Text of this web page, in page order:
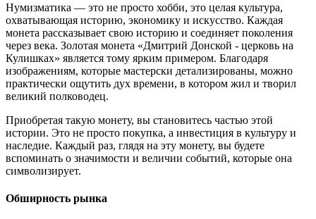
Нумизматика — это не просто хобби, это целая культура,
охватывающая историю, экономику и искусство. Каждая
монета рассказывает свою историю и соединяет поколения
через века. Золотая монета «Дмитрий Донской - церковь на
Кулишках» является тому ярким примером. Благодаря
изображениям, которые мастерски детализированы, можно
практически ощутить дух времени, в котором жил и творил
великий полководец.
Приобретая такую монету, вы становитесь частью этой
истории. Это не просто покупка, а инвестиция в культуру и
наследие. Каждый раз, глядя на эту монету, вы будете
вспоминать о значимости и величии событий, которые она
символизирует.
Обширность рынка